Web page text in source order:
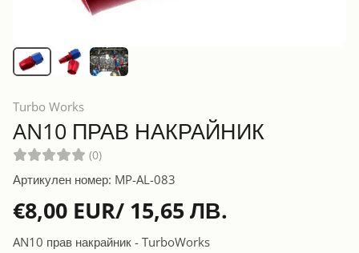
Turbo Works
AN10 ПРАВ НАКРАЙНИК
(0)
Артикулен номер: MP-AL-083
€8,00 EUR/ 15,65 ЛВ.
AN10 прав накрайник - TurboWorks